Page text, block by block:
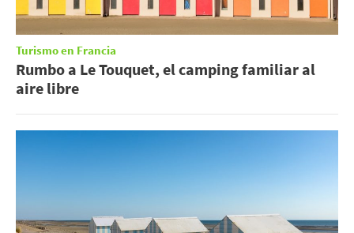
Turismo en Francia
Rumbo a Le Touquet, el camping familiar al
aire libre